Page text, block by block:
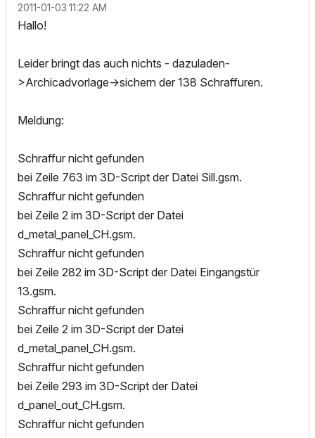
‎2011-01-03 11:22 AM
Hallo!
Leider bringt das auch nichts - dazuladen-
>Archicadvorlage->sichern der 138 Schraffuren.
Meldung:
Schraffur nicht gefunden
bei Zeile 763 im 3D-Script der Datei Sill.gsm.
Schraffur nicht gefunden
bei Zeile 2 im 3D-Script der Datei
d_metal_panel_CH.gsm.
Schraffur nicht gefunden
bei Zeile 282 im 3D-Script der Datei Eingangstür
13.gsm.
Schraffur nicht gefunden
bei Zeile 2 im 3D-Script der Datei
d_metal_panel_CH.gsm.
Schraffur nicht gefunden
bei Zeile 293 im 3D-Script der Datei
d_panel_out_CH.gsm.
Schraffur nicht gefunden